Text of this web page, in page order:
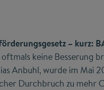
– kurz:
keine Besserung
Anbuhl, wurde im Mai
Durchbruch zu mehr